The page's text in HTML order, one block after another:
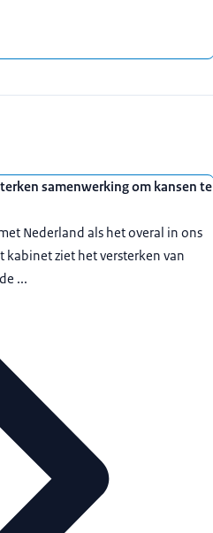
samenwerking om kansen te
Nederland als het overal in ons
kabinet ziet het versterken van
...